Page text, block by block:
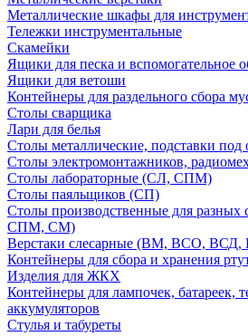
Металлические шкафы для
Тележки инструментальные
Скамейки
Ящики для песка и вспомогательное
Ящики для ветоши
Контейнеры для раздельного сбора
Столы сварщика
Лари для белья
Столы металлические, подставки
Столы электромонтажников,
Столы лабораторные (СЛ, СПМ)
Столы паяльщиков (СП)
Столы производственные для разных
СПМ, СМ)
Верстаки слесарные (ВМ, ВСО,
Контейнеры для сбора и хранения
Изделия для ЖКХ
Контейнеры для лампочек, батареек,
аккумуляторов
Стулья и табуреты